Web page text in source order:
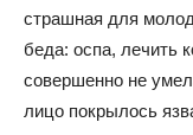
страшная для
беда: оспа, лечить
совершенно не
лицо покрылось